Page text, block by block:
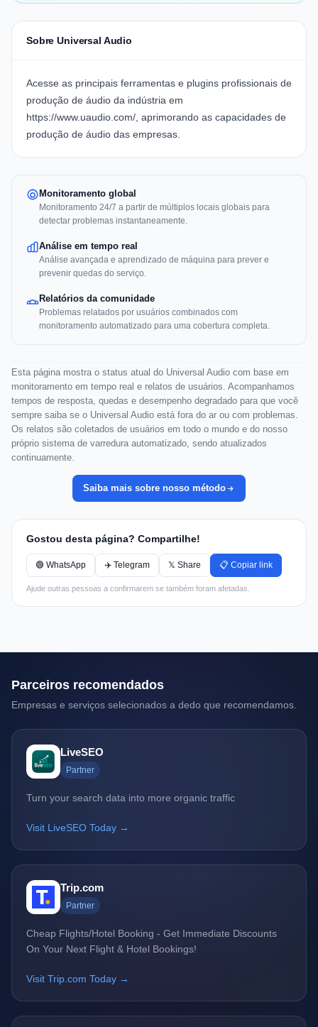
Sobre Universal Audio
Acesse as principais ferramentas e plugins profissionais de
produção de áudio da indústria em
https://www.uaudio.com/, aprimorando as capacidades de
produção de áudio das empresas.
Monitoramento global
Monitoramento 24/7 a partir de múltiplos locais globais para
detectar problemas instantaneamente.
Análise em tempo real
Análise avançada e aprendizado de máquina para prever e
prevenir quedas do serviço.
Relatórios da comunidade
Problemas relatados por usuários combinados com
monitoramento automatizado para uma cobertura completa.
Esta página mostra o status atual do Universal Audio com base em
monitoramento em tempo real e relatos de usuários. Acompanhamos
tempos de resposta, quedas e desempenho degradado para que você
sempre saiba se o Universal Audio está fora do ar ou com problemas.
Os relatos são coletados de usuários em todo o mundo e do nosso
próprio sistema de varredura automatizado, sendo atualizados
continuamente.
Saiba mais sobre nosso método
Gostou desta página? Compartilhe!
🟢 WhatsApp ✈️ Telegram 𝕏 Share 📋 Copiar link
Ajude outras pessoas a confirmarem se também foram afetadas.
Parceiros recomendados
Empresas e serviços selecionados a dedo que recomendamos.
LiveSEO
Partner
Turn your search data into more organic traffic
Visit LiveSEO Today →
Trip.com
Partner
Cheap Flights/Hotel Booking - Get Immediate Discounts
On Your Next Flight & Hotel Bookings!
Visit Trip.com Today →